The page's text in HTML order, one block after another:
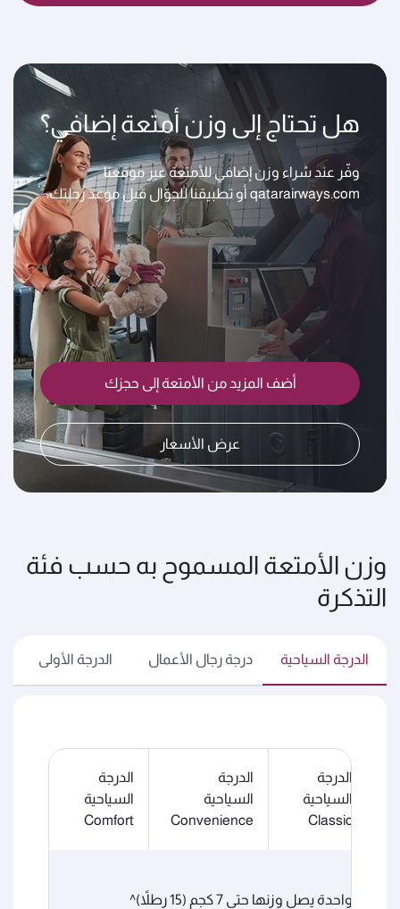
هل تحتاج إلى وزن أمتعة إضافي؟
وفّر عند شراء وزن إضافي للأمتعة عبر موقعنا
qatarairways.com أو تطبيقنا للجوّال قبل موعد رحلتك.
أضف المزيد من الأمتعة إلى حجزك
عرض الأسعار
وزن الأمتعة المسموح به حسب فئة
التذكرة
الدرجة السياحية درجة رجال الأعمال الدرجة الأولى
الدرجة
السياحية
Classic
الدرجة
السياحية
Convenience
الدرجة
السياحية
Comfort
قطعة واحدة يصل وزنها حتى 7 كجم (15 رطلاً)^